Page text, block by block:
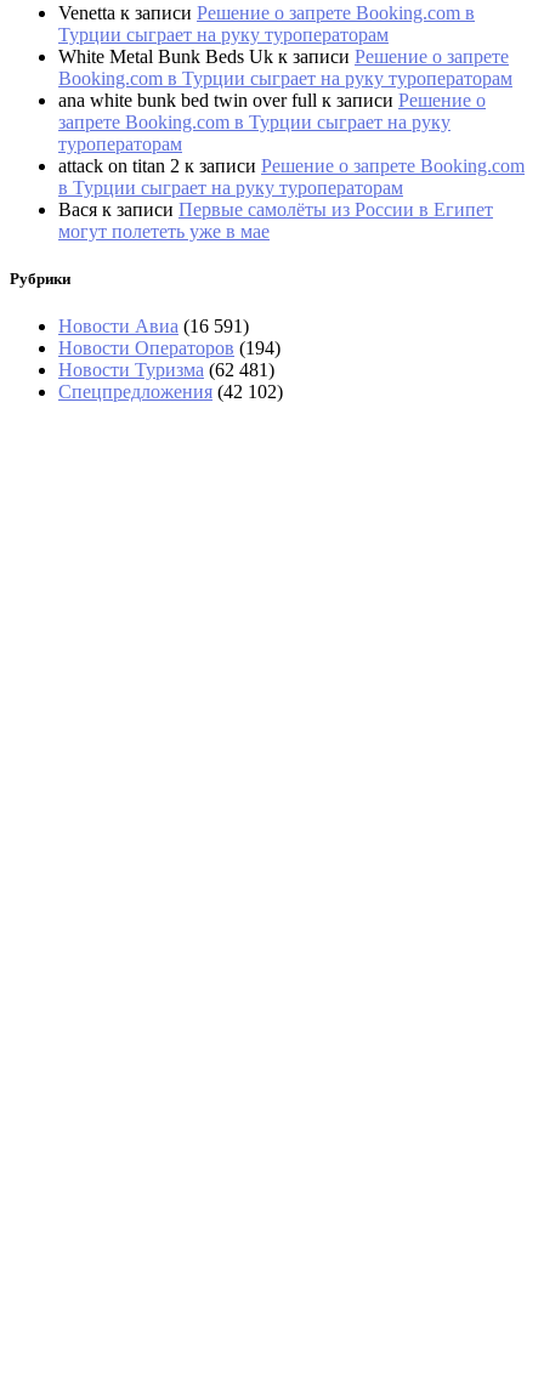
Venetta к записи Решение о запрете Booking.com в
Турции сыграет на руку туроператорам
White Metal Bunk Beds Uk к записи Решение о запрете
Booking.com в Турции сыграет на руку туроператорам
ana white bunk bed twin over full к записи Решение о
запрете Booking.com в Турции сыграет на руку
туроператорам
attack on titan 2 к записи Решение о запрете Booking.com
в Турции сыграет на руку туроператорам
Вася к записи Первые самолёты из России в Египет
могут полететь уже в мае
Рубрики
Новости Авиа (16 591)
Новости Операторов (194)
Новости Туризма (62 481)
Спецпредложения (42 102)